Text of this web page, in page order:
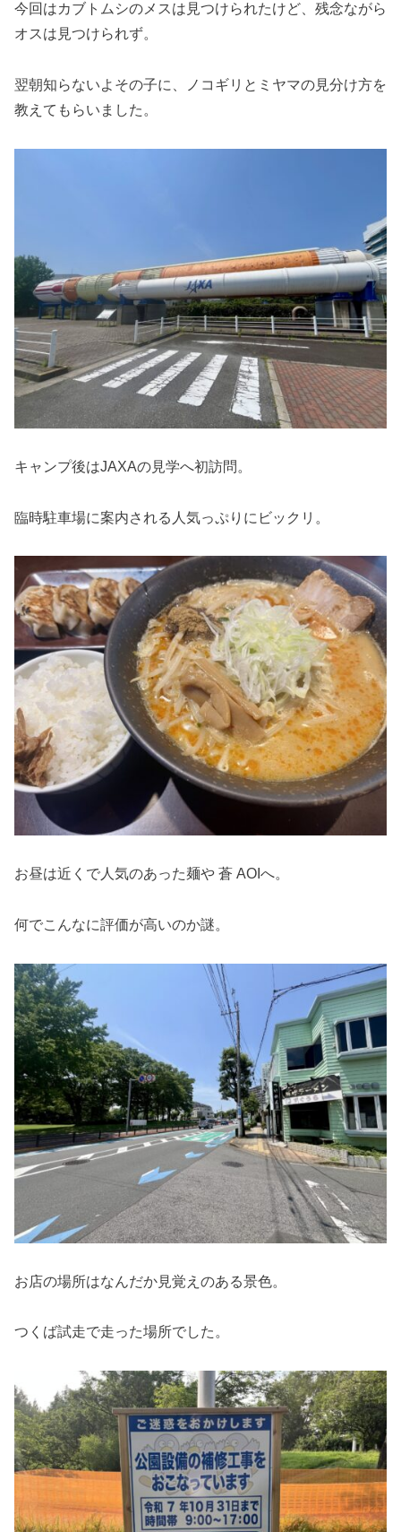
今回はカブトムシのメスは見つけられたけど、残念ながら
オスは見つけられず。
翌朝知らないよその子に、ノコギリとミヤマの見分け方を
教えてもらいました。
キャンプ後はJAXAの見学へ初訪問。
臨時駐車場に案内される人気っぷりにビックリ。
お昼は近くで人気のあった麺や 蒼 AOIへ。
何でこんなに評価が高いのか謎。
お店の場所はなんだか見覚えのある景色。
つくば試走で走った場所でした。